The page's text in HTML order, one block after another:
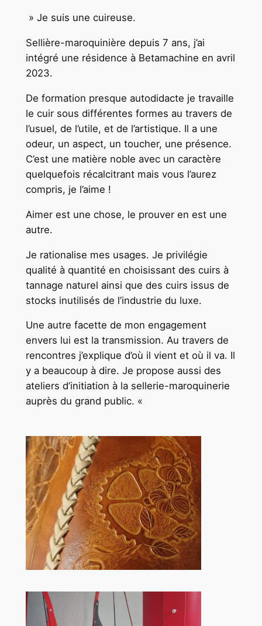
» Je suis une cuireuse.
Sellière-maroquinière depuis 7 ans, j’ai
intégré une résidence à Betamachine en avril
2023.
De formation presque autodidacte je travaille
le cuir sous différentes formes au travers de
l’usuel, de l’utile, et de l’artistique. Il a une
odeur, un aspect, un toucher, une présence.
C’est une matière noble avec un caractère
quelquefois récalcitrant mais vous l’aurez
compris, je l’aime !
Aimer est une chose, le prouver en est une
autre.
Je rationalise mes usages. Je privilégie
qualité à quantité en choisissant des cuirs à
tannage naturel ainsi que des cuirs issus de
stocks inutilisés de l’industrie du luxe.
Une autre facette de mon engagement
envers lui est la transmission. Au travers de
rencontres j’explique d’où il vient et où il va. Il
y a beaucoup à dire. Je propose aussi des
ateliers d’initiation à la sellerie-maroquinerie
auprès du grand public. «